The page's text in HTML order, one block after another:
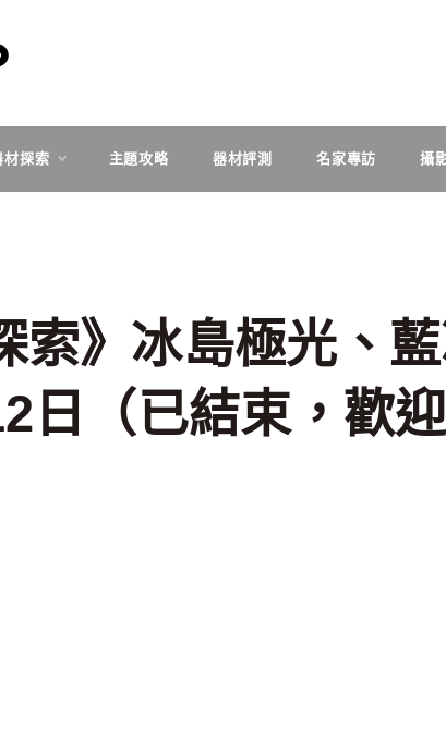
材探索 主題攻略 器材評測 名家專訪 攝
索》冰島極光、
日（已結束，歡迎